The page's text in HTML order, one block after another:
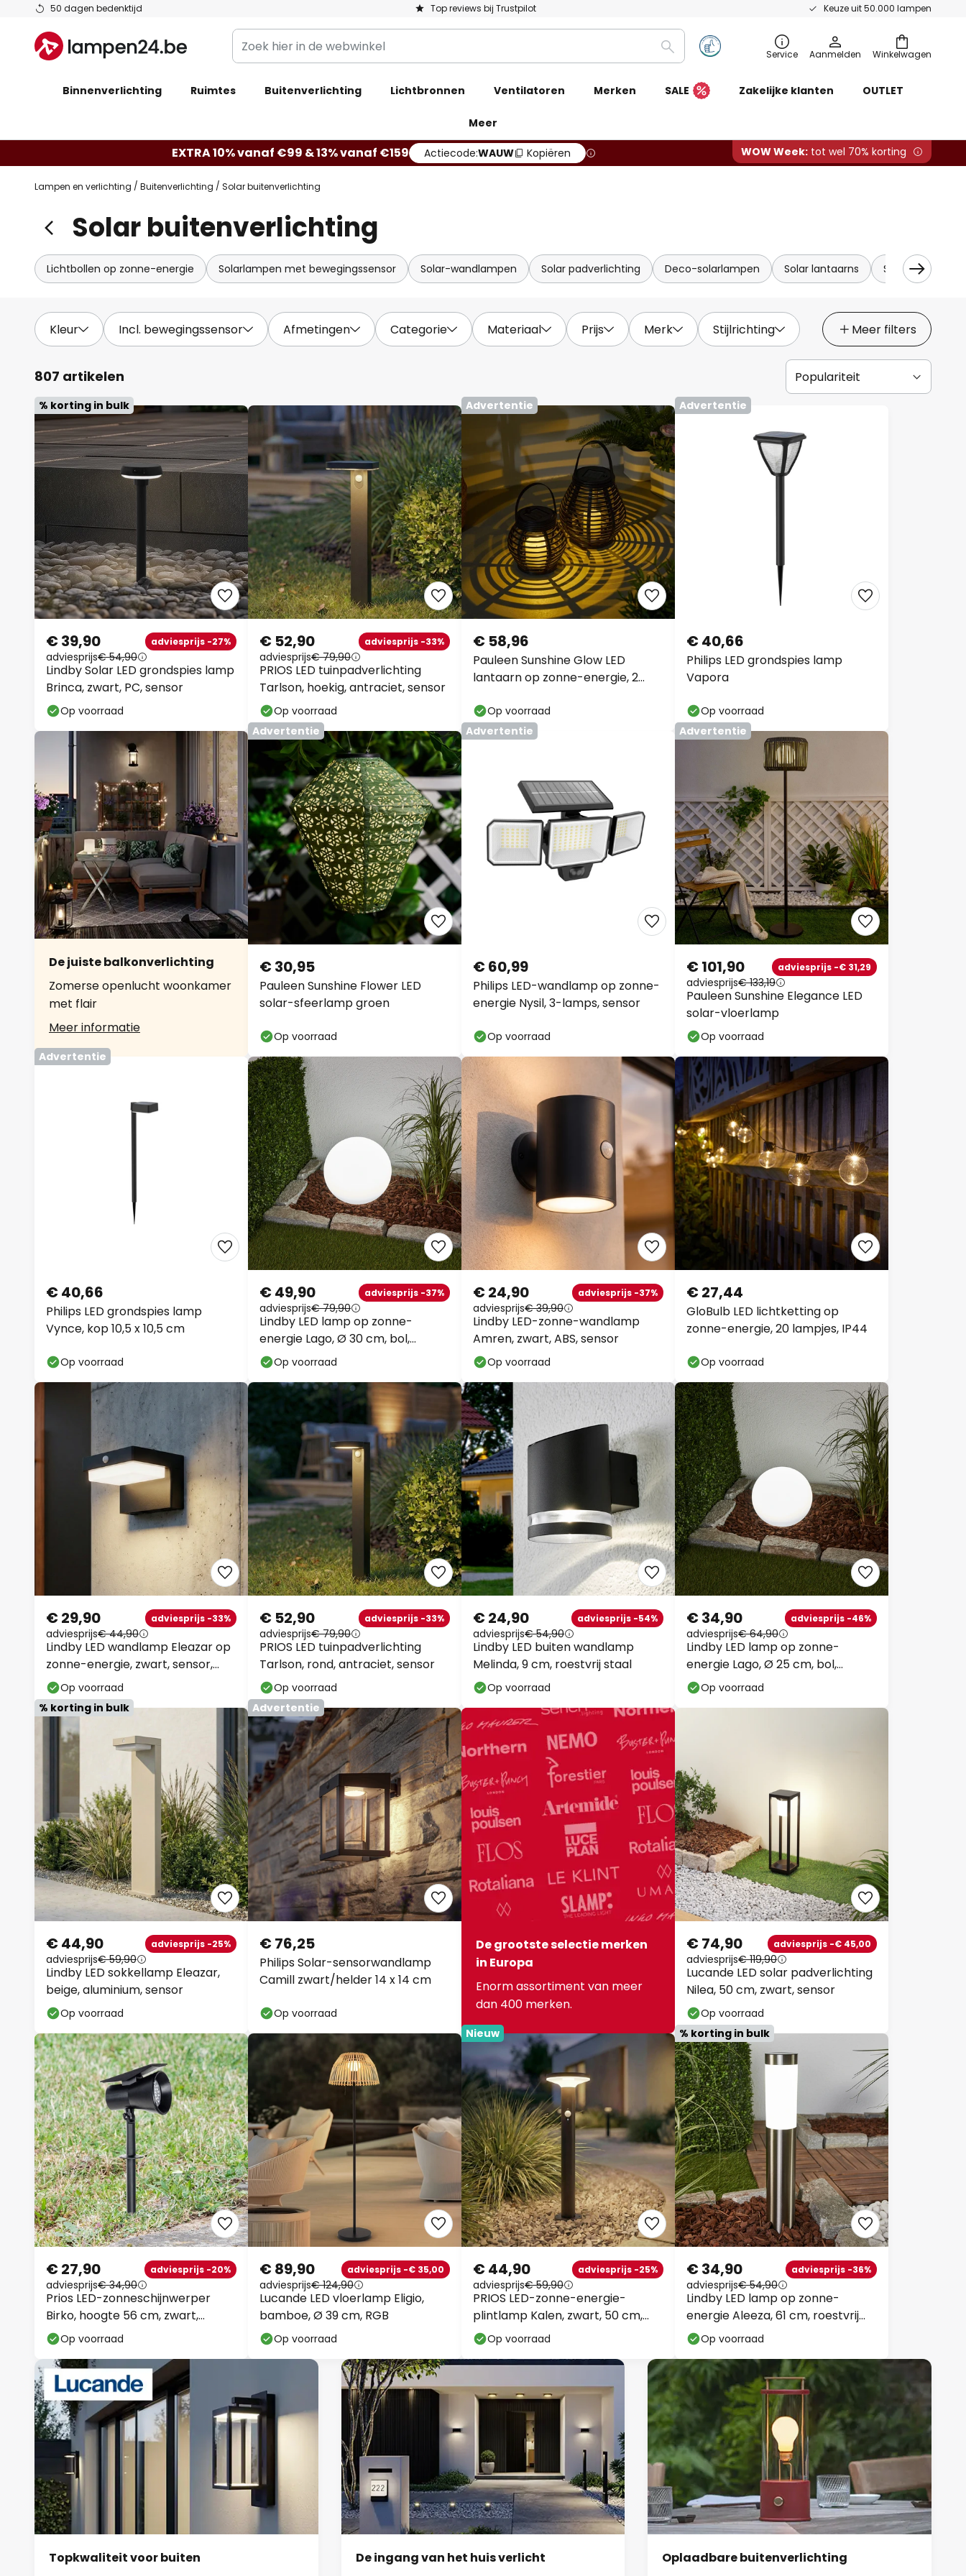
50 dagen bedenktijd Top reviews bij Trustpilot Keuze uit 50.000 lampen
Ga
de
inhoud
Winkelwagen
Zoek
hier
de
Zoeken Service Aanmelden
Binnenverlichting Ruimtes Buitenverlichting Lichtbronnen Ventilatoren Merken SALE Zakelijke klanten OUTLET
Meer
EXTRA 10% vanaf €99 & 13% vanaf €159 Actiecode:WAUW Kopiëren WOW Week: tot wel 70% korting
Lampen en verlichting Buitenverlichting Solar buitenverlichting
Solar buitenverlichting
Lichtbollen op zonne-energie Solarlampen met bewegingssensor Solar-wandlampen Solar padverlichting Deco-solarlampen Solar lantaarns Solar lichtsnoer
Kleur Incl. bewegingssensor Afmetingen Categorie Materiaal Prijs Merk Stijlrichting Meer filters
807 artikelen
% korting in bulk
Lindby Solar LED grondspies lamp
Brinca, zwart, PC, sensor
€ 39,90 adviesprijs -27%
adviesprijs€ 54,90
Op voorraad
PRIOS LED tuinpadverlichting
Tarlson, hoekig, antraciet, sensor
€ 52,90 adviesprijs -33%
adviesprijs€ 79,90
Op voorraad
Advertentie
Pauleen Sunshine Glow LED
lantaarn op zonne-energie, 2
€ 58,96
Op voorraad
Advertentie
Philips LED grondspies lamp
Vapora
€ 40,66
Op voorraad
De juiste balkonverlichting
Zomerse openlucht woonkamer
met flair
Meer informatie
Advertentie
Pauleen Sunshine Flower LED
solar-sfeerlamp groen
€ 30,95
Op voorraad
Advertentie
Philips LED-wandlamp op zonne-
energie Nysil, 3-lamps, sensor
€ 60,99
Op voorraad
Advertentie
Pauleen Sunshine Elegance LED
solar-vloerlamp
€ 101,90 adviesprijs -€ 31,29
adviesprijs€ 133,19
Op voorraad
Advertentie
Philips LED grondspies lamp
Vynce, kop 10,5 x 10,5 cm
€ 40,66
Op voorraad
Lindby LED lamp op zonne-
energie Lago, Ø 30 cm, bol,
grondpin, wit
€ 49,90 adviesprijs -37%
adviesprijs€ 79,90
Op voorraad
Lindby LED-zonne-wandlamp
Amren, zwart, ABS, sensor
€ 24,90 adviesprijs -37%
adviesprijs€ 39,90
Op voorraad
GloBulb LED lichtketting op
zonne-energie, 20 lampjes, IP44
€ 27,44
Op voorraad
Lindby LED wandlamp Eleazar op
zonne-energie, zwart, sensor,
dimbaar
€ 29,90 adviesprijs -33%
adviesprijs€ 44,90
Op voorraad
PRIOS LED tuinpadverlichting
Tarlson, rond, antraciet, sensor
€ 52,90 adviesprijs -33%
adviesprijs€ 79,90
Op voorraad
Lindby LED buiten wandlamp
Melinda, 9 cm, roestvrij staal
€ 24,90 adviesprijs -54%
adviesprijs€ 54,90
Op voorraad
Lindby LED lamp op zonne-
energie Lago, Ø 25 cm, bol,
grondpin, wit
€ 34,90 adviesprijs -46%
adviesprijs€ 64,90
Op voorraad
% korting in bulk
Lindby LED sokkellamp Eleazar,
beige, aluminium, sensor
€ 44,90 adviesprijs -25%
adviesprijs€ 59,90
Op voorraad
Advertentie
Philips Solar-sensorwandlamp
Camill zwart/helder 14 x 14 cm
€ 76,25
Op voorraad
De grootste selectie merken
in Europa
Enorm assortiment van meer
dan 400 merken.
Lucande LED solar padverlichting
Nilea, 50 cm, zwart, sensor
€ 74,90 adviesprijs -€ 45,00
adviesprijs€ 119,90
Op voorraad
Prios LED-zonneschijnwerper
Birko, hoogte 56 cm, zwart,
grondspies
€ 27,90 adviesprijs -20%
adviesprijs€ 34,90
Op voorraad
Lucande LED vloerlamp Eligio,
bamboe, Ø 39 cm, RGB
€ 89,90 adviesprijs -€ 35,00
adviesprijs€ 124,90
Op voorraad
Nieuw
PRIOS LED-zonne-energie-
plintlamp Kalen, zwart, 50 cm,
sensor
€ 44,90 adviesprijs -25%
adviesprijs€ 59,90
Op voorraad
% korting in bulk
Lindby LED lamp op zonne-
energie Aleeza, 61 cm, roestvrij
staal, grondpen
€ 34,90 adviesprijs -36%
adviesprijs€ 54,90
Op voorraad
Topkwaliteit voor buiten
De ingang van het huis verlicht
Oplaadbare buitenverlichting